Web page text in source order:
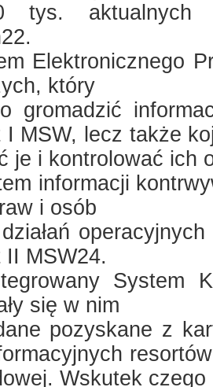
tys.
Elektronicznego
który
gromadzić
I MSW, lecz także
je i kontrolować ich
informacji
i osób
MSW24.
System
się w nim
pozyskane z
Wskutek czego